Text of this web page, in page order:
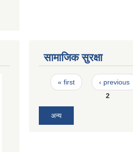
सामाजिक सुरक्षा
Pages
« first
‹ previous
2
अन्य